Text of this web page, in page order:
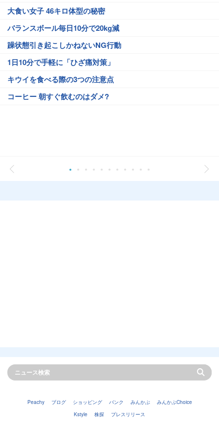
大食い女子 46キロ体型の秘密
バランスボール毎日10分で20kg減
躁状態引き起こしかねないNG行動
1日10分で手軽に「ひざ痛対策」
キウイを食べる際の3つの注意点
コーヒー 朝すぐ飲むのはダメ?
Peachy ブログ ショッピング バンク みんかぶ
みんかぶChoice
Kstyle
株探 プレスリリース